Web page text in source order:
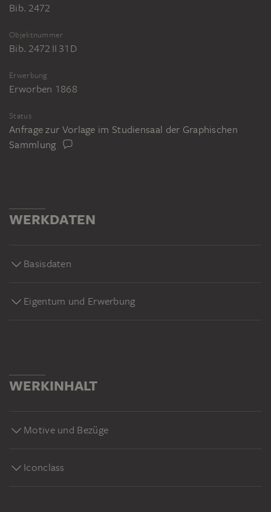
Bib. 2472
Objektnummer
Bib. 2472 II 31D
Erwerbung
Erworben 1868
Status
Anfrage zur Vorlage im Studiensaal der Graphischen
Sammlung
WERKDATEN
Basisdaten
Eigentum und Erwerbung
WERKINHALT
Motive und Bezüge
Iconclass